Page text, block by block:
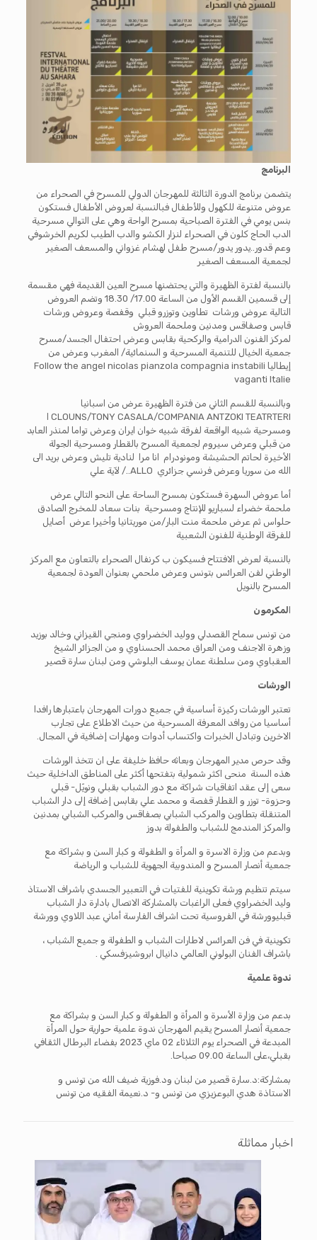
البرنامج
يتضمن برنامج الدورة الثالثة للمهرجان الدولي للمسرح في الصحراء من
عروض متنوعة للكهول وللأطفال فبالنسبة لعروض الأطفال فستكون
بنس يومي في الفترة الصباحية بمسرح الواحة وهي على التوالي مسرحية
الدب الحاج كلون في الصحراء لنزار الكشو والدب الطيب لكريم الخرشوفي
وعم قدور..يدور يدور/مسرح طفل لهشام غزواني والمسعف الصغير
لجمعية المسعف الصغير
بالنسبة لفترة الظهيرة والتي يحتضنها مسرح العين القديمة فهي مقسمة
إلى قسمين القسم الأول من الساعة 17.00/ 18.30 وتضم العروض
التالية عروض ورشات تطاوين وتوزرو قبلي وقفصة وعروض ورشات
قابس وصفاقس ومدنين وملحمة العروش
لمركز الفنون الدرامية والركحية بقابس وعرض احتفال الجسد/مسرح
جمعية الخيال للتنمية المسرحية و السنمائية/ المغرب وعرض من
إيطاليا Follow the angel nicolas pianzola compagnia instabili
vaganti Italie
وبالنسبة للقسم الثاني من فترة الظهيرة عرض من اسبانيا
CLOUNS/TONY CASALA/COMPANIA ANTZOKI TEATRTERI ا
ومسرحية شبيه الواقعة لفرقة شبيه خوان ايران وعرض تواما لمنذر العابد
من قبلي وعرض سيروم لجمعية المسرح بالقطار ومسرحية الجولة
الأخيرة لحاتم الحشيشة ومونودرام انا مرا لنادية تليش وعرض بريد الى
الله من سوريا وعرض فرنسي جزائري ALLO../ لآية علي
أما عروض السهرة فستكون بمسرح الساحة على النحو التالي عرض
ملحمة خضراء لسباريو للإنتاج ومسرحية بنات سعاد للمخرج الصادق
حلواس ثم عرض ملحمة منت البار/من موريتانيا وأخيرا عرض أصايل
للفرقة الوطنية للفنون الشعبية
بالنسبة لعرض الافتتاح فسيكون ب كرنفال الصحراء بالتعاون مع المركز
الوطني لفن العرائس بتونس وعرض ملحمي بعنوان العودة لجمعية
المسرح بالنويل
لمكرمون
من تونس سماح القصدلي ووليد الخضراوي ومنجي القيزاني وخالد بوزيد
وزهرة الاجنف ومن العراق محمد الحسناوي و من الجزائر الشيخ
العقباوي ومن سلطنة عمان يوسف البلوشي ومن لبنان سارة قصير
الورشات
تعتبر الورشات ركيزة أساسية في جميع دورات المهرجان باعتبارها رافدا
أساسيا من روافد المعرفة المسرحية من حيث الاطلاع على تجارب
الاخرين وتبادل الخبرات واكتساب أدوات ومهارات إضافية في المجال.
وقد حرص مدير المهرجان وبعاثه حافظ خليفة على ان تتخذ الورشات
هذه السنة منحى اكثر شمولية بتفتحها أكثر على المناطق الداخلية حيث
سعى إلى عقد اتفاقيات شراكة مع دور الشباب بقبلي ونويّل- قبلي
وحزوة- توزر و القطار قفصة و محمد علي بقابس إضافة إلى دار الشباب
المتنقلة بتطاوين والمركب الشبابي بصفاقس والمركب الشبابي بمدنين
والمركز المندمج للشباب والطفولة بدوز
وبدعم من وزارة الاسرة و المرأة و الطفولة و كبار السن و بشراكة مع
جمعية أنصار المسرح و المندوبية الجهوية للشباب و الرياضة
سيتم تنظيم ورشة تكوينية للفتيات في التعبير الجسدي باشراف الاستاذ
وليد الخضراوي فعلى الراغبات بالمشاركة الاتصال بادارة دار الشباب
قبليوورشة في الفروسية تحت اشراف الفارسة أماني عبد اللاوي وورشة
تكوينية في فن العرائس لاطارات الشباب و الطفولة و جميع الشباب ،
باشراف الفنان البولوني العالمي دانيال ابروشيزفسكي .
ندوة علمية
بدعم من وزارة الأسرة و المرأة و الطفولة و كبار السن و بشراكة مع
جمعية أنصار المسرح يقيم المهرجان ندوة علمية حوارية حول المرأة
المبدعة في الصحراء يوم الثلاثاء 02 ماي 2023 بفضاء البرطال الثقافي
بقبلي،على الساعة 09.00 صباحا.
بمشاركة:د.سارة قصير من لبنان ود.فوزية ضيف الله من تونس و
الاستاذة هدي البوعزيزي من تونس و- د.نعيمة الفقيه من تونس
اخبار مماثلة